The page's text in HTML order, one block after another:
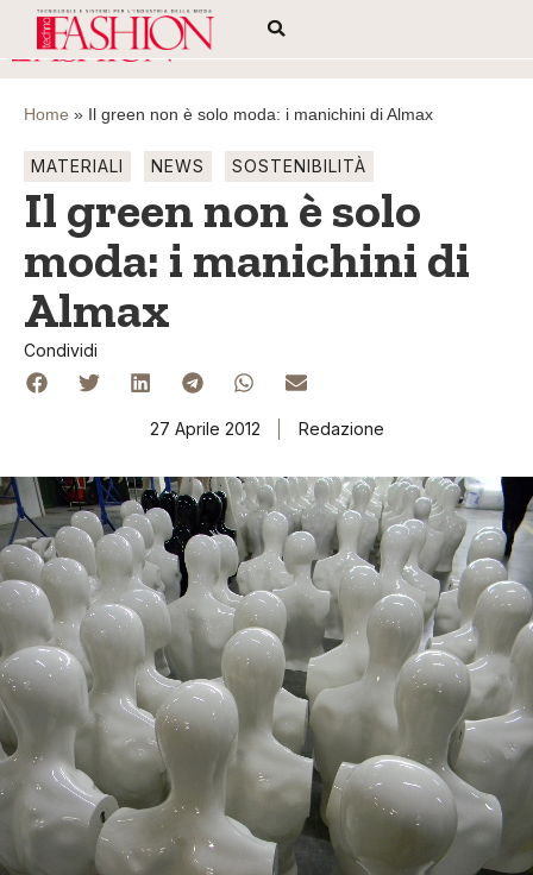
Home » Il green non è solo moda: i manichini di Almax
MATERIALI NEWS SOSTENIBILITÀ
Il green non è solo
moda: i manichini di
Almax
Condividi
27 Aprile 2012 Redazione